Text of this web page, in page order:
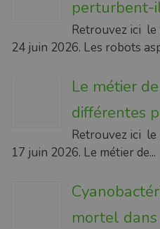
perturbent-
Retrouvez ici le
24 juin 2026. Les robots
Le métier
différentes
Retrouvez ici le
17 juin 2026. Le métier de...
mortel